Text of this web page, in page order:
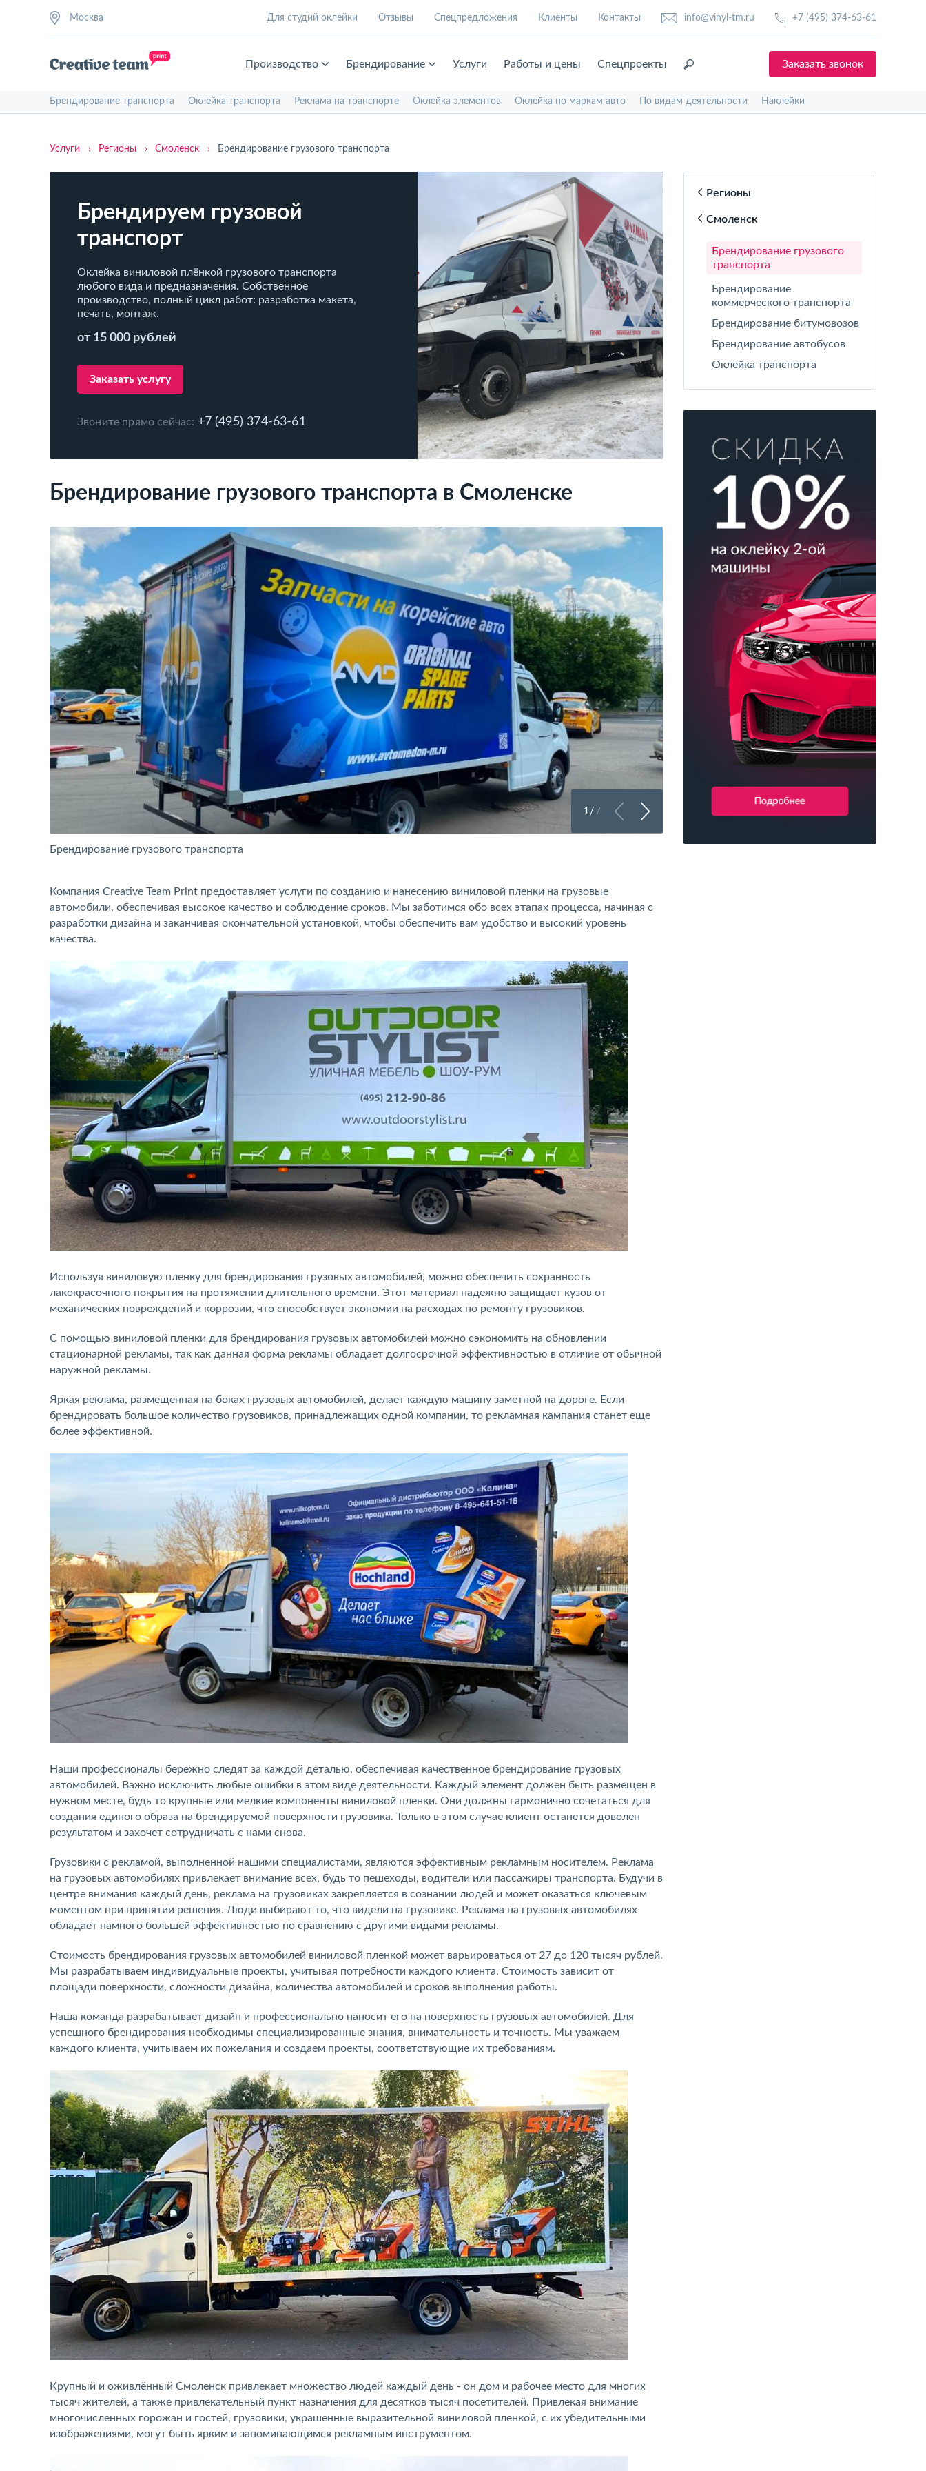
Москва Для студий оклейки Отзывы Спецпредложения Клиенты Контакты info@vinyl-tm.ru +7 (495) 374-63-61
Производство Брендирование Услуги Работы и цены Спецпроекты Заказать звонок
Брендирование транспорта Оклейка транспорта Реклама на транспорте Оклейка элементов Оклейка по маркам авто По видам деятельности Наклейки
Услуги › Регионы › Смоленск › Брендирование грузового транспорта
Брендируем грузовой
транспорт
Оклейка виниловой плёнкой грузового транспорта
любого вида и предназначения. Собственное
производство, полный цикл работ: разработка макета,
печать, монтаж.
от 15 000 рублей
Заказать услугу
Звоните прямо сейчас: +7 (495) 374-63-61
Брендирование грузового транспорта в Смоленске
Брендирование грузового транспорта
1/ 7
Компания Creative Team Print предоставляет услуги по созданию и нанесению виниловой пленки на грузовые
автомобили, обеспечивая высокое качество и соблюдение сроков. Мы заботимся обо всех этапах процесса, начиная с
разработки дизайна и заканчивая окончательной установкой, чтобы обеспечить вам удобство и высокий уровень
качества.
Используя виниловую пленку для брендирования грузовых автомобилей, можно обеспечить сохранность
лакокрасочного покрытия на протяжении длительного времени. Этот материал надежно защищает кузов от
механических повреждений и коррозии, что способствует экономии на расходах по ремонту грузовиков.
С помощью виниловой пленки для брендирования грузовых автомобилей можно сэкономить на обновлении
стационарной рекламы, так как данная форма рекламы обладает долгосрочной эффективностью в отличие от обычной
наружной рекламы.
Яркая реклама, размещенная на боках грузовых автомобилей, делает каждую машину заметной на дороге. Если
брендировать большое количество грузовиков, принадлежащих одной компании, то рекламная кампания станет еще
более эффективной.
Наши профессионалы бережно следят за каждой деталью, обеспечивая качественное брендирование грузовых
автомобилей. Важно исключить любые ошибки в этом виде деятельности. Каждый элемент должен быть размещен в
нужном месте, будь то крупные или мелкие компоненты виниловой пленки. Они должны гармонично сочетаться для
создания единого образа на брендируемой поверхности грузовика. Только в этом случае клиент останется доволен
результатом и захочет сотрудничать с нами снова.
Грузовики с рекламой, выполненной нашими специалистами, являются эффективным рекламным носителем. Реклама
на грузовых автомобилях привлекает внимание всех, будь то пешеходы, водители или пассажиры транспорта. Будучи в
центре внимания каждый день, реклама на грузовиках закрепляется в сознании людей и может оказаться ключевым
моментом при принятии решения. Люди выбирают то, что видели на грузовике. Реклама на грузовых автомобилях
обладает намного большей эффективностью по сравнению с другими видами рекламы.
Стоимость брендирования грузовых автомобилей виниловой пленкой может варьироваться от 27 до 120 тысяч рублей.
Мы разрабатываем индивидуальные проекты, учитывая потребности каждого клиента. Стоимость зависит от
площади поверхности, сложности дизайна, количества автомобилей и сроков выполнения работы.
Наша команда разрабатывает дизайн и профессионально наносит его на поверхность грузовых автомобилей. Для
успешного брендирования необходимы специализированные знания, внимательность и точность. Мы уважаем
каждого клиента, учитываем их пожелания и создаем проекты, соответствующие их требованиям.
Крупный и оживлённый Смоленск привлекает множество людей каждый день - он дом и рабочее место для многих
тысяч жителей, а также привлекательный пункт назначения для десятков тысяч посетителей. Привлекая внимание
многочисленных горожан и гостей, грузовики, украшенные выразительной виниловой пленкой, с их убедительными
изображениями, могут быть ярким и запоминающимся рекламным инструментом.
Регионы
Смоленск
Брендирование грузового
транспорта
Брендирование
коммерческого транспорта
Брендирование битумовозов
Брендирование автобусов
Оклейка транспорта